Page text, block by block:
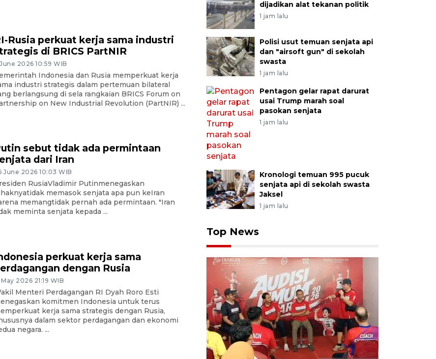
Rusia perkuat kerja sama industri
di BRICS PartNIR
June 2026 10:59 WIB
Indonesia dan Rusia memperkuat kerja
industri strategis dalam pertemuan bilateral
berlangsung di sela rangkaian BRICS Forum on
on New Industrial Revolution (PartNIR) ...
sebut tidak ada permintaan
dari Iran
June 2026 10:03 WIB
RusiaVladimir Putinmenegaskan
memasok senjata apa pun keIran
memangtidak pernah ada permintaan. "Iran
meminta senjata kepada ...
perkuat kerja sama
dengan Rusia
May 2026 21:19 WIB
Menteri Perdagangan RI Dyah Roro Esti
komitmen Indonesia untuk terus
kerja sama strategis dengan Rusia,
dalam sektor perdagangan dan ekonomi
negara. ...
dijadikan alat tekanan politik
1 jam lalu
Polisi usut temuan senjata api
dan "airsoft gun" di sekolah
swasta
1 jam lalu
Pentagon gelar rapat darurat
usai Trump marah soal
pasokan senjata
1 jam lalu
Kronologi temuan 995 pucuk
senjata api di sekolah swasta
Jaksel
1 jam lalu
Top News